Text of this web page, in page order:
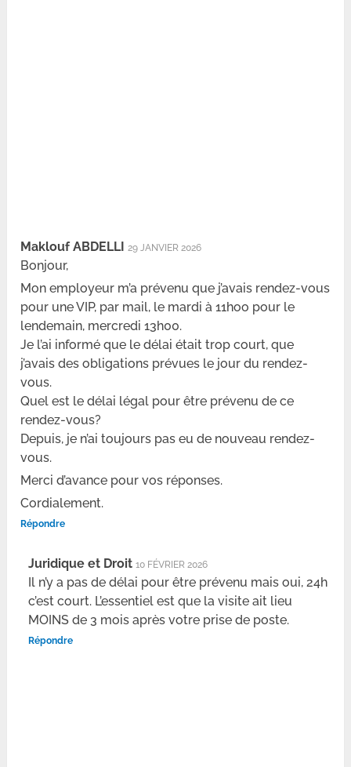
Maklouf ABDELLI 29 JANVIER 2026
Bonjour,
Mon employeur m’a prévenu que j’avais rendez-vous
pour une VIP, par mail, le mardi à 11hoo pour le
lendemain, mercredi 13h00.
Je l’ai informé que le délai était trop court, que
j’avais des obligations prévues le jour du rendez-
vous.
Quel est le délai légal pour être prévenu de ce
rendez-vous?
Depuis, je n’ai toujours pas eu de nouveau rendez-
vous.
Merci d’avance pour vos réponses.
Cordialement.
Répondre
Juridique et Droit 10 FÉVRIER 2026
Il n’y a pas de délai pour être prévenu mais oui, 24h
c’est court. L’essentiel est que la visite ait lieu
MOINS de 3 mois après votre prise de poste.
Répondre